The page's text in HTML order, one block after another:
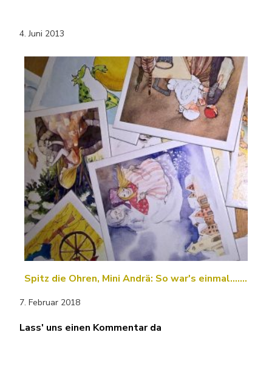
4. Juni 2013
Spitz die Ohren, Mini Andrä: So war's einmal....…
7. Februar 2018
Lass' uns einen Kommentar da